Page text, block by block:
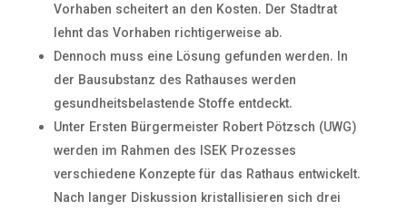
Vorhaben scheitert an den Kosten. Der Stadtrat
lehnt das Vorhaben richtigerweise ab.
Dennoch muss eine Lösung gefunden werden. In
der Bausubstanz des Rathauses werden
gesundheitsbelastende Stoffe entdeckt.
Unter Ersten Bürgermeister Robert Pötzsch (UWG)
werden im Rahmen des ISEK Prozesses
verschiedene Konzepte für das Rathaus entwickelt.
Nach langer Diskussion kristallisieren sich drei